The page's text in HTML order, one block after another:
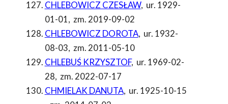
CHLEBOWICZ CZESŁAW, ur. 1929-
01-01, zm. 2019-09-02
CHLEBOWICZ DOROTA, ur. 1932-
08-03, zm. 2011-05-10
CHLEBUŚ KRZYSZTOF, ur. 1969-02-
28, zm. 2022-07-17
CHMIELAK DANUTA, ur. 1925-10-15